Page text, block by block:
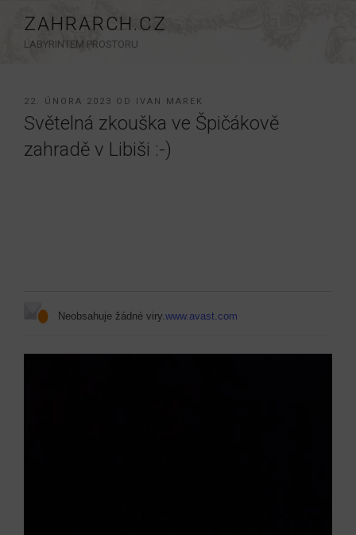
obsahu
ZAHRARCH.CZ
LABYRINTEM PROSTORU
PUBLIKOVÁNO
22. ÚNORA 2023 OD IVAN MAREK
Světelná zkouška ve Špičákově
zahradě v Libiši :-)
Neobsahuje žádné viry.www.avast.com